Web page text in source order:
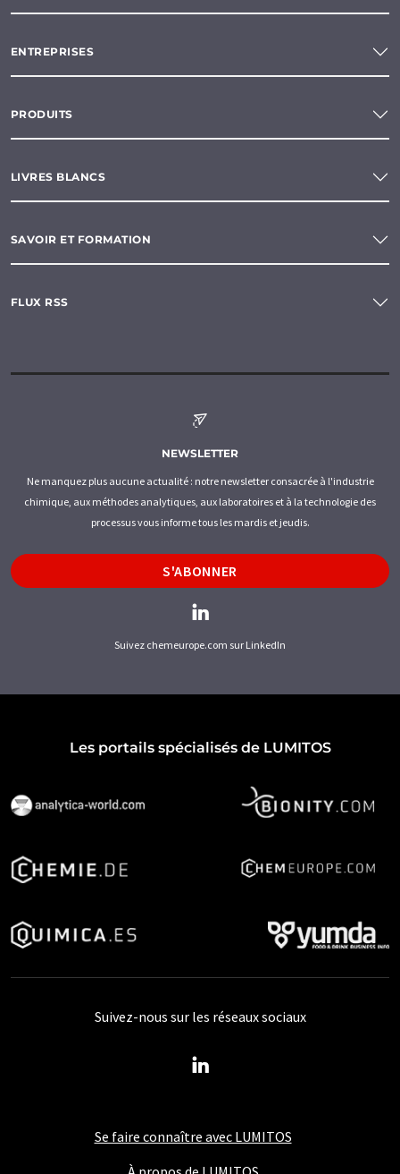
ENTREPRISES
PRODUITS
LIVRES BLANCS
SAVOIR ET FORMATION
FLUX RSS
NEWSLETTER
Ne manquez plus aucune actualité : notre newsletter consacrée à l'industrie
chimique, aux méthodes analytiques, aux laboratoires et à la technologie des
processus vous informe tous les mardis et jeudis.
S'ABONNER
Suivez chemeurope.com sur LinkedIn
Les portails spécialisés de LUMITOS
Se faire connaître avec LUMITOS
Suivez-nous sur les réseaux sociaux